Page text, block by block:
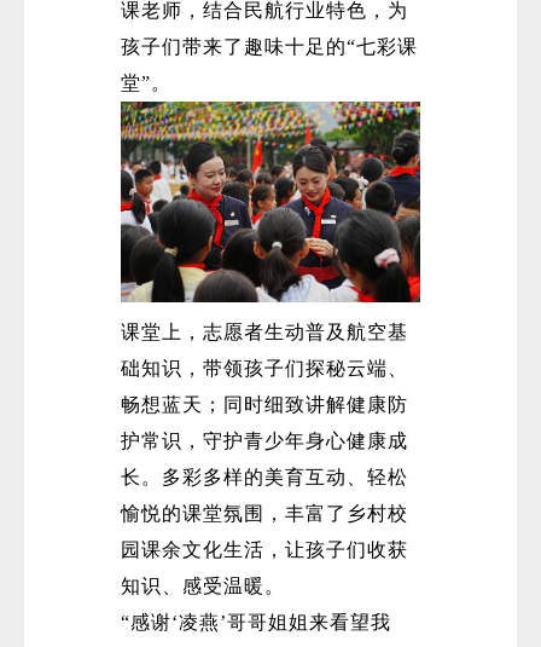
课老师，结合民航行业特色，为
孩子们带来了趣味十足的“七彩课
堂”。
课堂上，志愿者生动普及航空基
础知识，带领孩子们探秘云端、
畅想蓝天；同时细致讲解健康防
护常识，守护青少年身心健康成
长。多彩多样的美育互动、轻松
愉悦的课堂氛围，丰富了乡村校
园课余文化生活，让孩子们收获
知识、感受温暖。
“感谢‘凌燕’哥哥姐姐来看望我